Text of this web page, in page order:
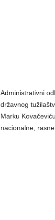
Administrativni
državnog
Marku
nacionalne,